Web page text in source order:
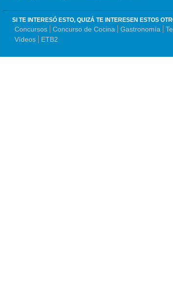
SI TE INTERESÓ ESTO, QUIZÁ TE INTERESEN ESTOS
Concursos Concurso de Cocina Gastronomía
Vídeos
ETB2